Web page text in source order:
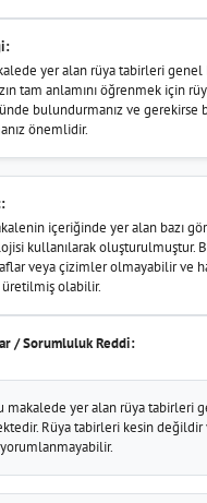
yer alan rüya tabirleri
tam anlamını öğrenmek için
bulundurmanız ve gerekirse
önemlidir.
içeriğinde yer alan bazı
kullanılarak oluşturulmuştur.
veya çizimler olmayabilir ve
olabilir.
/ Sorumluluk Reddi:
makalede yer alan rüya tabirleri
Rüya tabirleri kesin değildir